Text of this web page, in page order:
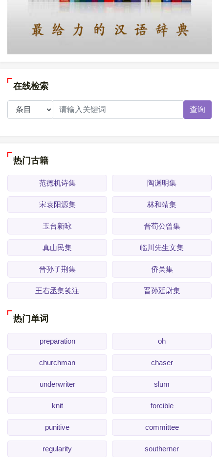
在线检索
查询
热门古籍
范德机诗集 陶渊明集
宋袁阳源集 林和靖集
玉台新咏 晋荀公曾集
真山民集 临川先生文集
晋孙子荆集 侨吴集
王右丞集笺注 晋孙廷尉集
热门单词
preparation oh
churchman chaser
underwriter slum
knit forcible
punitive committee
regularity southerner